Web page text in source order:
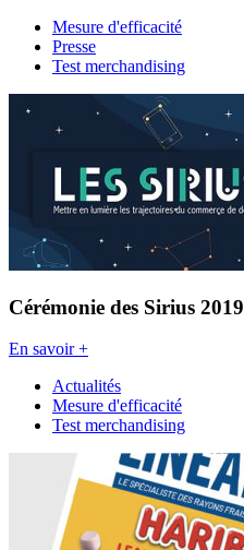
Mesure d'efficacité
Presse
Test merchandising
Cérémonie des Sirius 2019
En savoir +
Actualités
Mesure d'efficacité
Test merchandising